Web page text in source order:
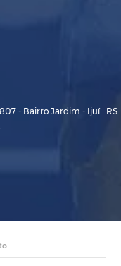
- Bairro Jardim - Ijuí | RS